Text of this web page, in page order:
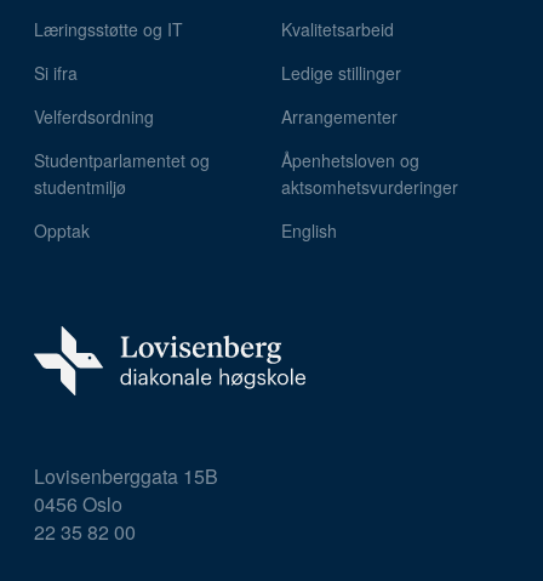
Læringsstøtte og IT
Si ifra
Velferdsordning
Studentparlamentet og
studentmiljø
Opptak
Kvalitetsarbeid
Ledige stillinger
Arrangementer
Åpenhetsloven og
aktsomhetsvurderinger
English
Lovisenberggata 15B
0456 Oslo
22 35 82 00